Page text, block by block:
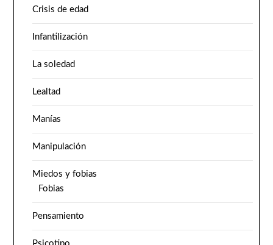
Crisis de edad
Infantilización
La soledad
Lealtad
Manías
Manipulación
Miedos y fobias
Fobias
Pensamiento